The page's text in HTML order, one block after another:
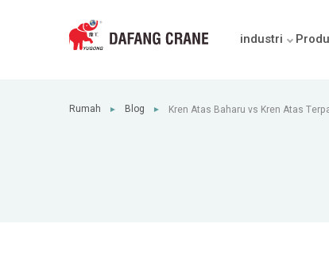
industri
Rumah ► Blog ►
Kren Atas Baharu vs Kren Atas